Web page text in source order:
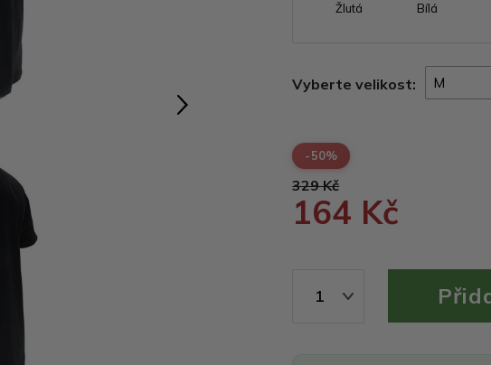
Žlutá Bílá
Vyberte velikost: M
-50%
329 Kč
164 Kč
1